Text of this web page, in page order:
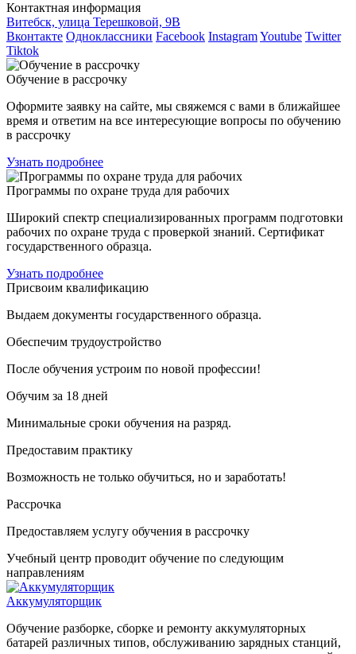
Контактная информация
Витебск, улица Терешковой, 9В
Вконтакте Одноклассники Facebook InstagramYoutube Twitter
Tiktok
Обучение в рассрочку
Оформите заявку на сайте, мы свяжемся с вами в ближайшее
время и ответим на все интересующие вопросы по обучению
в рассрочку
Узнать подробнее
Программы по охране труда для рабочих
Широкий спектр специализированных программ подготовки
рабочих по охране труда с проверкой знаний. Сертификат
государственного образца.
Узнать подробнее
Присвоим квалификацию
Выдаем документы государственного образца.
Обеспечим трудоустройство
После обучения устроим по новой профессии!
Обучим за 18 дней
Минимальные сроки обучения на разряд.
Предоставим практику
Возможность не только обучиться, но и заработать!
Рассрочка
Предоставляем услугу обучения в рассрочку
Учебный центр проводит обучение по следующим
направлениям
Аккумуляторщик
Обучение разборке, сборке и ремонту аккумуляторных
батарей различных типов, обслуживанию зарядных станций,